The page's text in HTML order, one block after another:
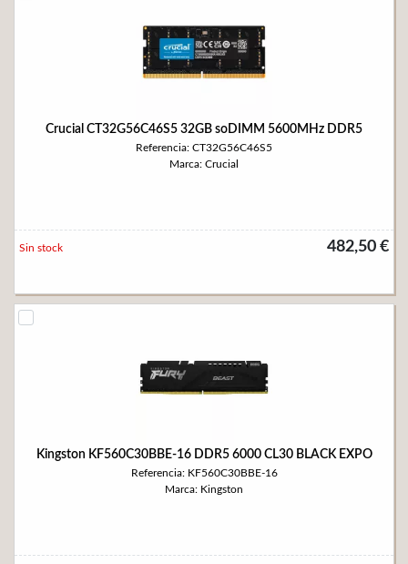
Crucial CT32G56C46S5 32GB soDIMM 5600MHz DDR5
Referencia: CT32G56C46S5
Marca: Crucial
482,50 €
Sin stock
Kingston KF560C30BBE-16 DDR5 6000 CL30 BLACK EXPO
Referencia: KF560C30BBE-16
Marca: Kingston